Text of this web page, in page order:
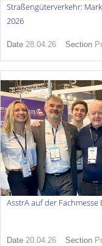
Straßengüterverkehr:
2026
Date 28.04.26 Section
AsstrA auf der
Date 20.04.26 Section